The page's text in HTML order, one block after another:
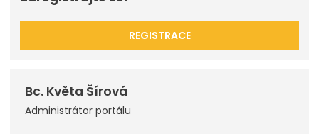
REGISTRACE
Bc. Květa Šírová
Administrátor portálu